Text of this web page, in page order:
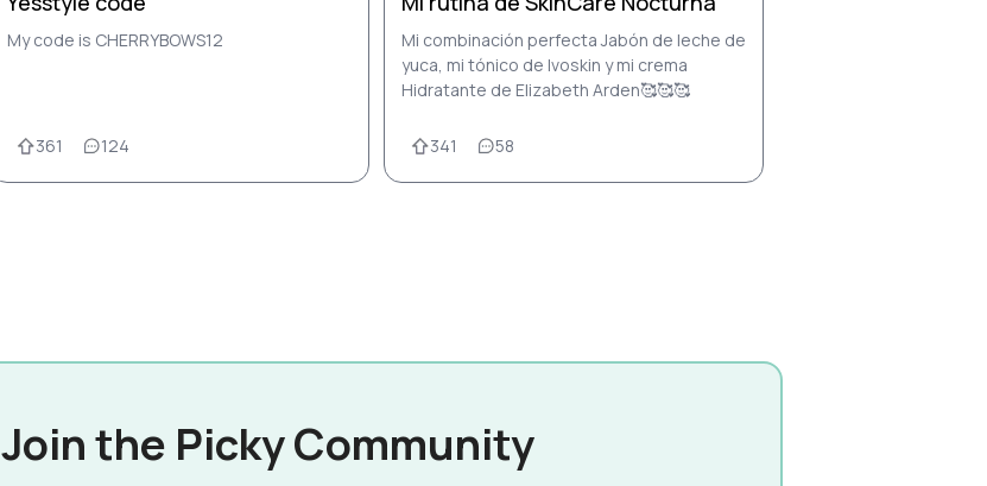
My code is CHERRYBOWS12
361 124
Mi combinación perfecta Jabón de leche de
yuca, mi tónico de Ivoskin y mi crema
Hidratante de Elizabeth Arden🥰🥰🥰
341 58
Join the Picky Community